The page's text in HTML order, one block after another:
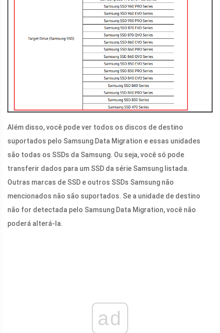
Além disso, você pode ver todos os discos de destino
suportados pelo Samsung Data Migration e essas unidades
são todas os SSDs da Samsung. Ou seja, você só pode
transferir dados para um SSD da série Samsung listada.
Outras marcas de SSD e outros SSDs Samsung não
mencionados não são suportados. Se a unidade de destino
não for detectada pelo Samsung Data Migration, você não
poderá alterá-la.
ad